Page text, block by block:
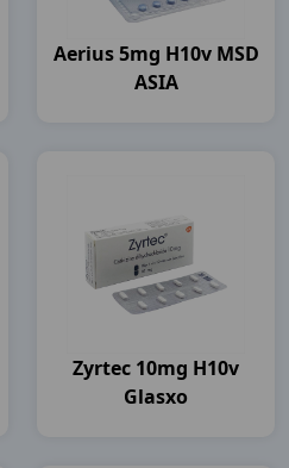
Aerius 5mg H10v MSD
ASIA
Zyrtec 10mg H10v
Glasxo